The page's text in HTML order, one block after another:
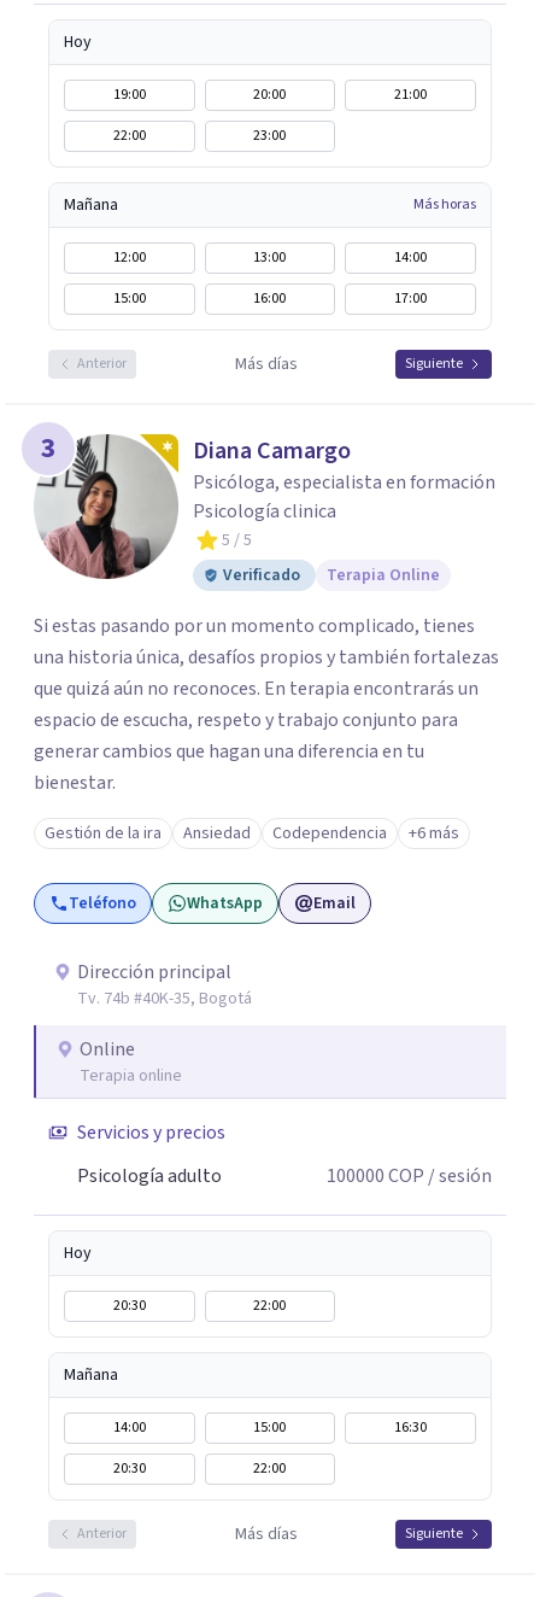
Hoy
19:00 20:00
21:00
22:00
23:00
Mañana Más horas
12:00 13:00
14:00
15:00
16:00 17:00
Anterior Más días Siguiente
3 Diana Camargo
Psicóloga, especialista en formación
Psicología clinica
5 / 5
Verificado
Terapia Online
Si estas pasando por un momento complicado, tienes
una historia única, desafíos propios y también fortalezas
que quizá aún no reconoces. En terapia encontrarás un
espacio de escucha, respeto y trabajo conjunto para
generar cambios que hagan una diferencia en tu
bienestar.
Gestión de la ira Ansiedad Codependencia +6 más
Teléfono WhatsApp Email
Dirección principal
Tv. 74b #40K-35, Bogotá
Online
Terapia online
Servicios y precios
Psicología adulto
100000COP / sesión
Hoy
20:30 22:00
Mañana
14:00 15:00
16:30
20:30
22:00
Anterior Más días Siguiente